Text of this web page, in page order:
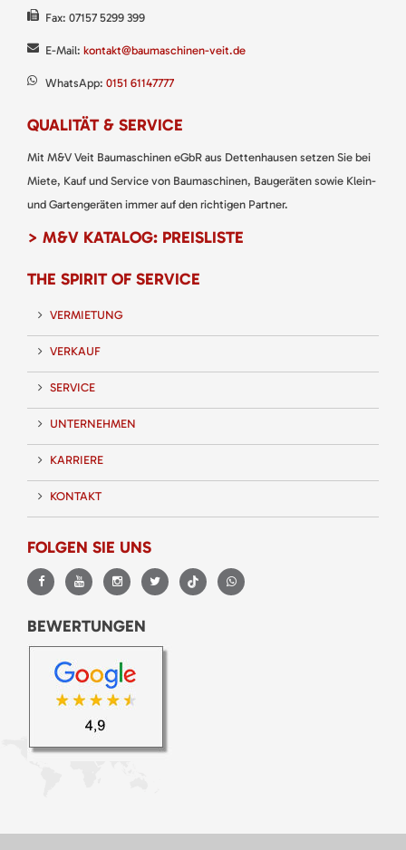
Fax: 07157 5299 399
E-Mail: kontakt@baumaschinen-veit.de
WhatsApp: 0151 61147777
QUALITÄT & SERVICE
Mit M&V Veit Baumaschinen eGbR aus Dettenhausen setzen Sie bei
Miete, Kauf und Service von Baumaschinen, Baugeräten sowie Klein-
und Gartengeräten immer auf den richtigen Partner.
> M&V KATALOG: PREISLISTE
THE SPIRIT OF SERVICE
VERMIETUNG
VERKAUF
SERVICE
UNTERNEHMEN
KARRIERE
KONTAKT
FOLGEN SIE UNS
BEWERTUNGEN